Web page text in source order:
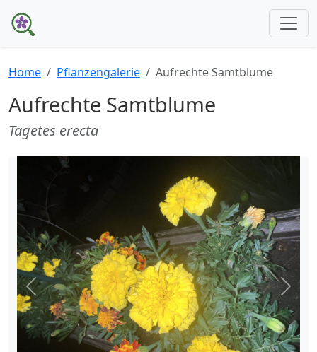
Home Pflanzengalerie Aufrechte Samtblume
Aufrechte Samtblume
Tagetes erecta
Zurück